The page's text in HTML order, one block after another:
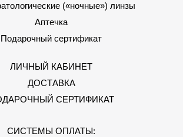
(«ночные») линзы
Аптечка
Подарочный сертификат
ЛИЧНЫЙ КАБИНЕТ
ДОСТАВКА
СЕРТИФИКАТ
СИСТЕМЫ ОПЛАТЫ: